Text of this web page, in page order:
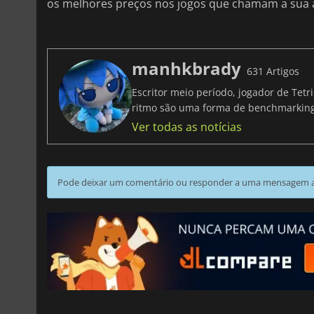
os melhores preços nos jogos que chamam a sua
manhkbrady 631 Artigos
Escritor meio período, jogador de
ritmo são uma forma de
Ver todas as notícias
Pode deixar um comentário ou responder a uma mensagem